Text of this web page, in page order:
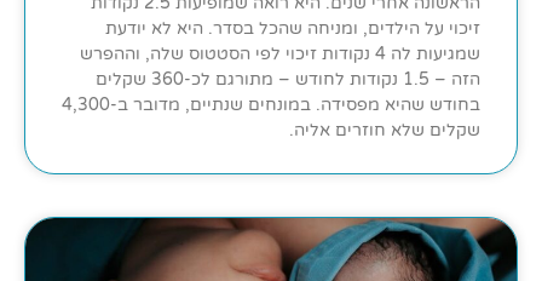
זיכוי על הילדים, ומניחה שהכל בסדר. היא לא יודעת
שמגיעות לה 4 נקודות זיכוי לפי הסטטוס שלה, וההפרש
הזה – 1.5 נקודות לחודש – מתורגם לכ-360 שקלים
בחודש שהיא מפסידה. במונחים שנתיים, מדובר ב-4,300
שקלים שלא חוזרים אליה.